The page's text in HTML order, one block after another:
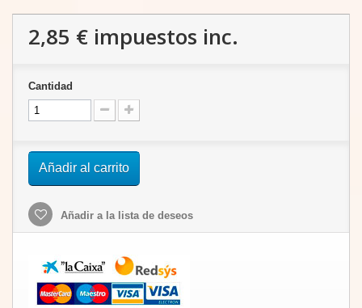
2,85 € impuestos inc.
Cantidad
Añadir al carrito
Añadir a la lista de deseos